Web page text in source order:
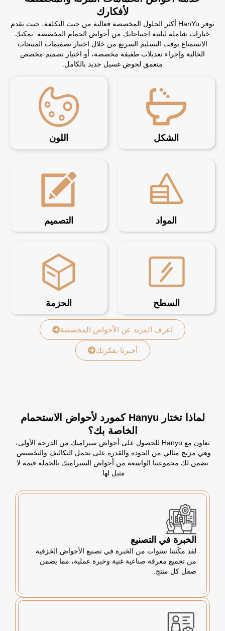
لأفكارك
توفر HanYu أكثر الحلول المخصصة فعالية من حيث التكلفة، حيث تقدم
خيارات شاملة لتلبية احتياجاتك من أحواض الحمام المخصصة. يمكنك
الاستمتاع بوقت التسليم السريع من خلال اختيار تصميمات المنتجات
الحالية وإجراء تعديلات طفيفة مخصصة، أو اختيار تصميم مخصص
متعمق لحوض غسيل جديد بالكامل.
الشكل اللون
المواد التصميم
السطح الحزمة
اعرف المزيد عن الأحواض المخصصة
أخبرنا بفكرتك
لماذا تختار Hanyu كمورد لأحواض الاستحمام
الخاصة بك؟
تعاون مع Hanyu للحصول على أحواض سيراميك من الدرجة الأولى،
وهي مزيج مثالي من الجودة والقدرة على تحمل التكاليف والتخصيص.
تضمن لك مجموعتنا الواسعة من أحواض السيراميك بالجملة قيمة لا
مثيل لها.
الخبرة في التصنيع
لقد مكّنتنا سنوات من الخبرة في تصنيع الأحواض الخزفية
من تجميع معرفة صناعية غنية وخبرة عملية، مما يضمن
صقل كل منتج.